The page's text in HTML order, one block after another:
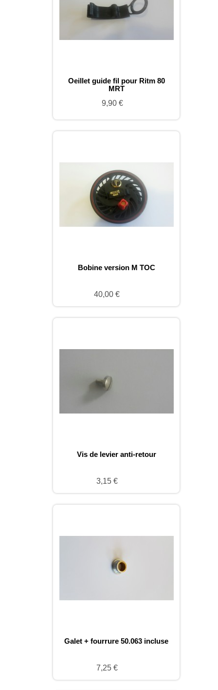
Oeillet guide fil pour Ritm 80
MRT
9,90 €
Bobine version M TOC
40,00 €
Vis de levier anti-retour
3,15 €
Galet + fourrure 50.063 incluse
7,25 €